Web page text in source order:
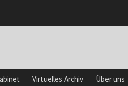
Virtuelles Archiv Über uns